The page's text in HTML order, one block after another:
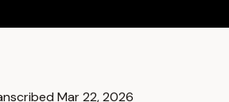
Mar 22, 2026